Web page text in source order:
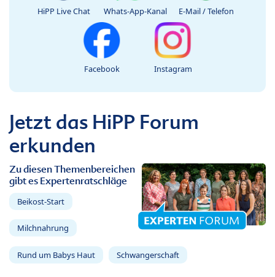
HiPP Live Chat Whats-App-Kanal E-Mail / Telefon
Facebook Instagram
Jetzt das HiPP Forum
erkunden
Zu diesen Themenbereichen
gibt es Expertenratschläge
Beikost-Start
Milchnahrung
Rund um Babys Haut Schwangerschaft